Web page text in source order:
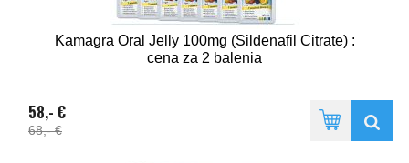
Kamagra Oral Jelly 100mg (Sildenafil Citrate) :
cena za 2 balenia
58,- €
68,- €